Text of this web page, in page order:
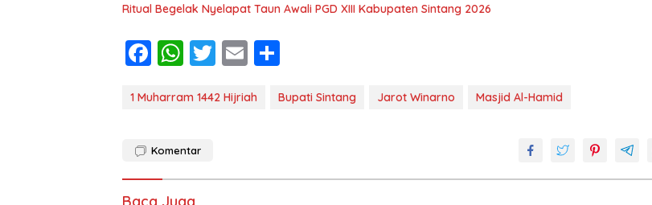
Ritual Begelak Nyelapat Taun Awali PGD XIII Kabupaten Sintang 2026
F
e
o
o
W
at
A
p
T
itt
E
ai ar
1 Muharram 1442 Hijriah Bupati Sintang Jarot Winarno Masjid Al-Hamid
Komentar
Baca Juga